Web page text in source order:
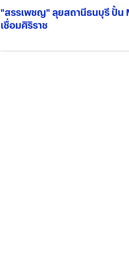
"สรรเพชญ" ลุยสถานีธนบุรี ปั้น
เชื่อมศิริราช